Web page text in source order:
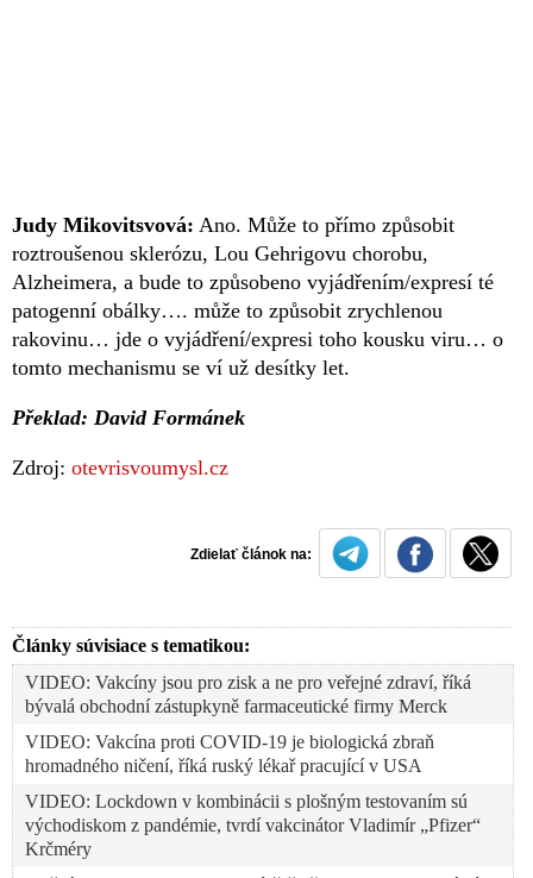
Judy Mikovitsvová: Ano. Může to přímo způsobit
roztroušenou sklerózu, Lou Gehrigovu chorobu,
Alzheimera, a bude to způsobeno vyjádřením/expresí té
patogenní obálky…. může to způsobit zrychlenou
rakovinu… jde o vyjádření/expresi toho kousku viru… o
tomto mechanismu se ví už desítky let.
Překlad: David Formánek
Zdroj: otevrisvoumysl.cz
Zdielať článok na:
Články súvisiace s tematikou:
VIDEO: Vakcíny jsou pro zisk a ne pro veřejné zdraví, říká
bývalá obchodní zástupkyně farmaceutické firmy Merck
VIDEO: Vakcína proti COVID-19 je biologická zbraň
hromadného ničení, říká ruský lékař pracující v USA
VIDEO: Lockdown v kombinácii s plošným testovaním sú
východiskom z pandémie, tvrdí vakcinátor Vladimír „Pfizer“
Krčméry